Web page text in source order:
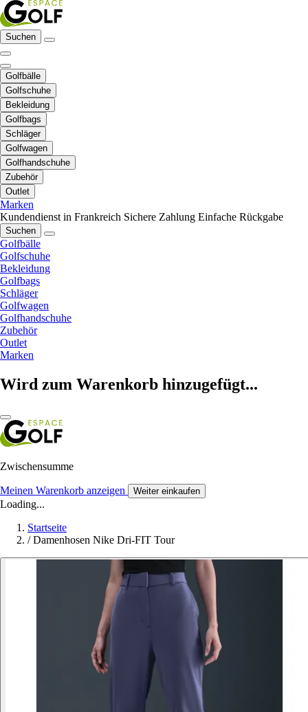
Suchen
Golfbälle
Golfschuhe
Bekleidung
Golfbags
Schläger
Golfwagen
Golfhandschuhe
Zubehör
Outlet
Marken
Kundendienst in Frankreich Sichere Zahlung Einfache Rückgabe
Suchen
Golfbälle
Golfschuhe
Bekleidung
Golfbags
Schläger
Golfwagen
Golfhandschuhe
Zubehör
Outlet
Marken
Wird zum Warenkorb hinzugefügt...
Zwischensumme
Meinen Warenkorb anzeigen Weiter einkaufen
Loading...
Startseite
/ Damenhosen Nike Dri-FIT Tour